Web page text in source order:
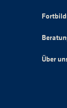
Über